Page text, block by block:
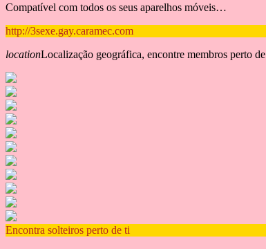
Compatível com todos os seus aparelhos móveis…
http://3sexe.gay.caramec.com
locationLocalização geográfica, encontre membros perto de
Encontra solteiros perto de ti